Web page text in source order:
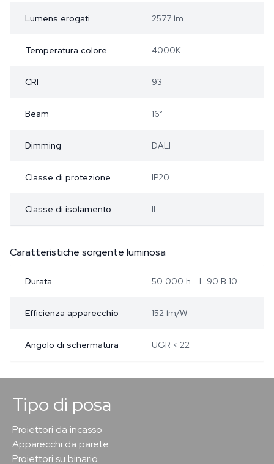
Lumens erogati 2577 lm
Temperatura colore 4000K
CRI 93
Beam 16°
Dimming DALI
Classe di protezione IP20
Classe di isolamento II
Caratteristiche sorgente luminosa
Durata 50.000 h - L 90 B 10
Efficienza apparecchio 152 lm/W
Angolo di schermatura UGR < 22
Tipo di posa
Proiettori da incasso
Apparecchi da parete
Proiettori su binario